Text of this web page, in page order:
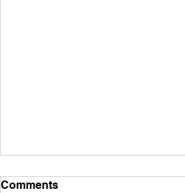
Comments